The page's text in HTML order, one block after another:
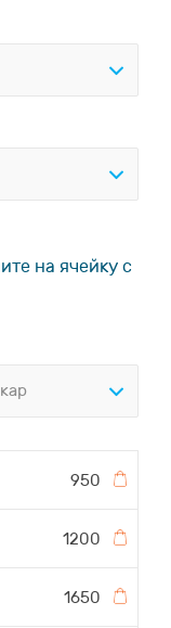
на ячейку с
950
1200
1650